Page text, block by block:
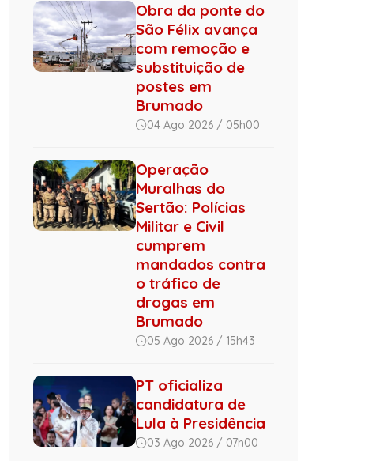
Obra da ponte do
São Félix avança
com remoção e
substituição de
postes em
Brumado
04 Ago 2026 / 05h00
Operação
Muralhas do
Sertão: Polícias
Militar e Civil
cumprem
mandados contra
o tráfico de
drogas em
Brumado
05 Ago 2026 / 15h43
PT oficializa
candidatura de
Lula à Presidência
03 Ago 2026 / 07h00